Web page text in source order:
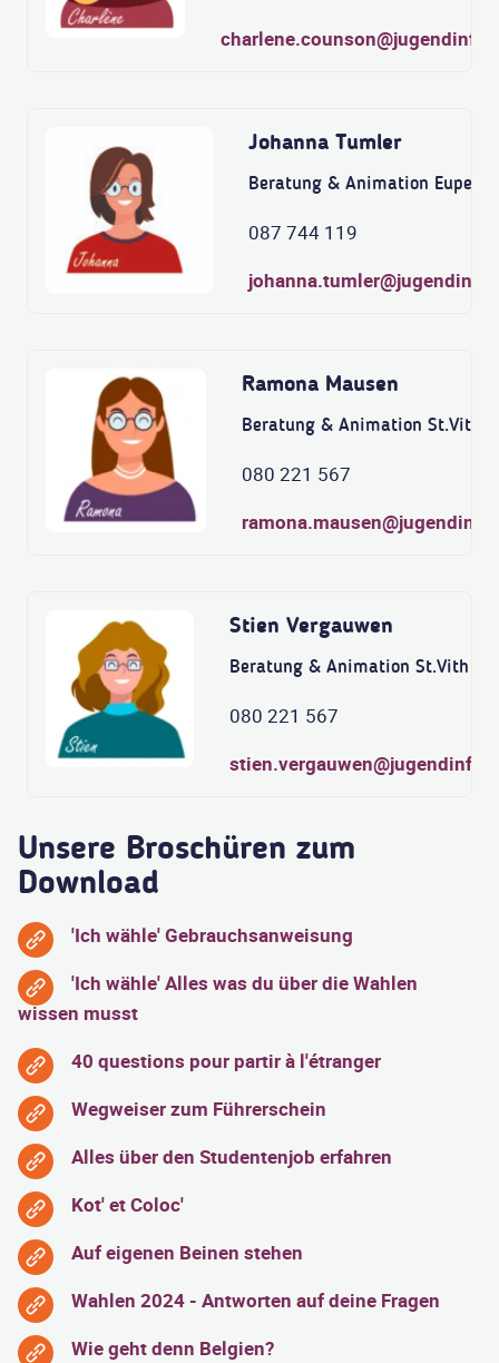
Johanna Tumler
Beratung & Animation Eupen
087 744 119
Ramona Mausen
Beratung & Animation St.Vith
080 221 567
Stien Vergauwen
Beratung & Animation St.Vith
080 221 567
Unsere Broschüren zum
Download
'Ich wähle' Gebrauchsanweisung
'Ich wähle' Alles was du über die Wahlen
wissen musst
40 questions pour partir à l'étranger
Wegweiser zum Führerschein
Alles über den Studentenjob erfahren
Kot' et Coloc'
Auf eigenen Beinen stehen
Wahlen 2024 - Antworten auf deine Fragen
Wie geht denn Belgien?